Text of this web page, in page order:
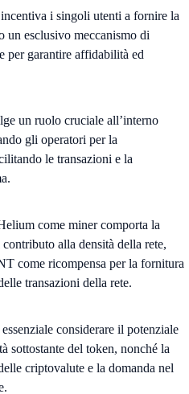
i singoli utenti a fornire la
un esclusivo meccanismo di
per garantire affidabilità ed
un ruolo cruciale all’interno
gli operatori per la
le transazioni e la
come miner comporta la
alla densità della rete,
come ricompensa per la fornitura
transazioni della rete.
considerare il potenziale
sottostante del token, nonché la
criptovalute e la domanda nel